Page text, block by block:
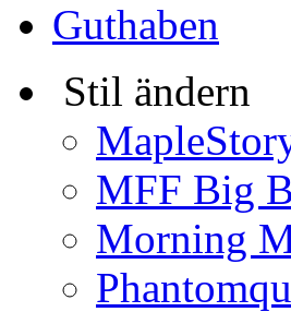
Guthaben
Stil ändern
MFF Big
Morning